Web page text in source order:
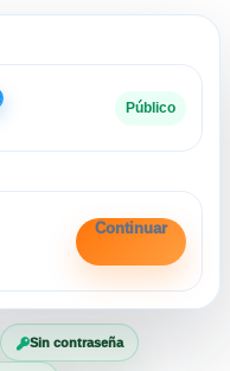
Público
Continuar
Sin contraseña